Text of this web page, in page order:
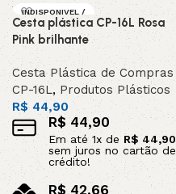
INDISPONIVEL /
SOB ENCOMEND
A
Cesta plástica CP-16L Rosa
Pink brilhante
Cesta Plástica de Compras
CP-16L, Produtos Plásticos
R$44,90
R$ 44,90
Em até 1x de R$ 44,90
sem juros no cartão de
crédito!
R$42,66